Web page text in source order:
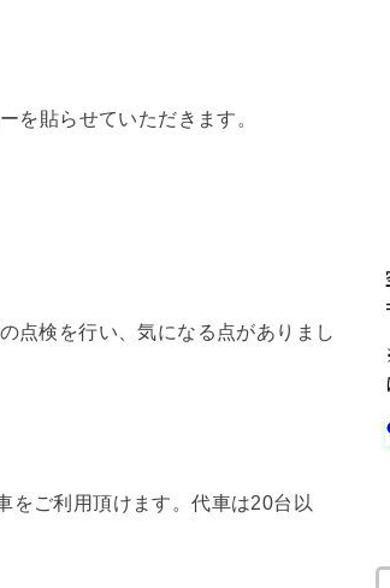
を貼らせていただきます。
点検を行い、気になる点がありまし
をご利用頂けます。代車は20台以